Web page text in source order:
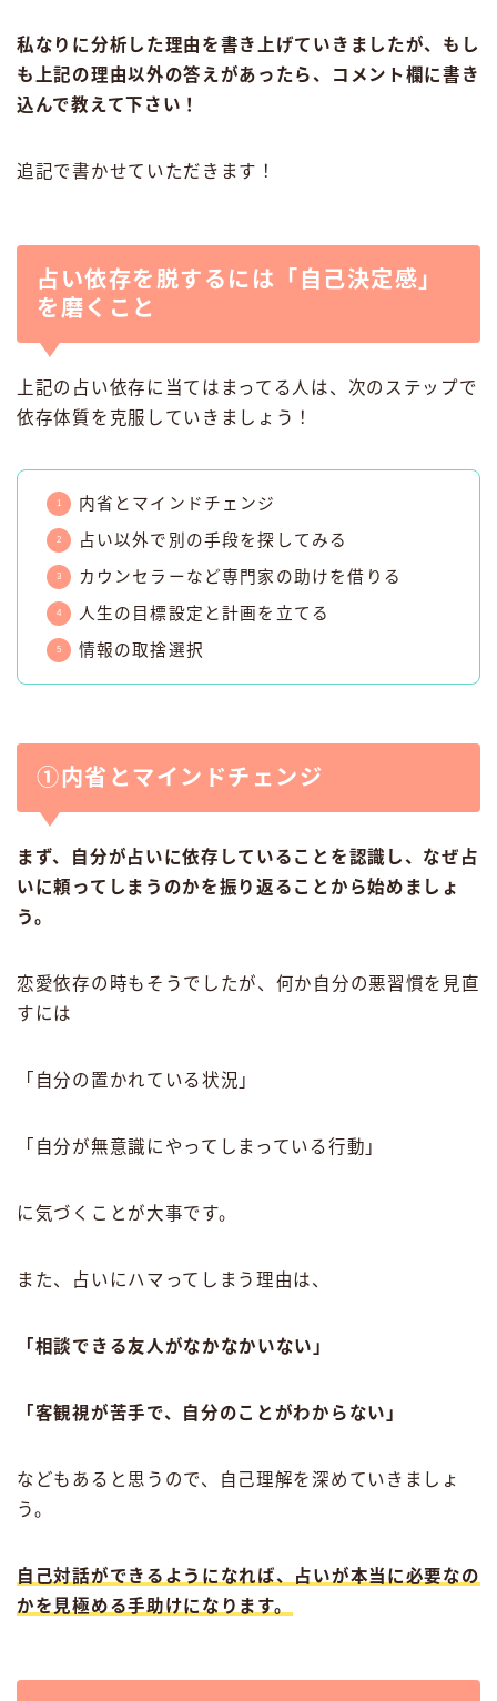
私なりに分析した理由を書き上げていきましたが、もし
も上記の理由以外の答えがあったら、コメント欄に書き
込んで教えて下さい！
追記で書かせていただきます！
占い依存を脱するには「自己決定感」
を磨くこと
上記の占い依存に当てはまってる人は、次のステップで
依存体質を克服していきましょう！
内省とマインドチェンジ
占い以外で別の手段を探してみる
カウンセラーなど専門家の助けを借りる
人生の目標設定と計画を立てる
情報の取捨選択
①内省とマインドチェンジ
まず、自分が占いに依存していることを認識し、なぜ占
いに頼ってしまうのかを振り返ることから始めましょ
う。
恋愛依存の時もそうでしたが、何か自分の悪習慣を見直
すには
「自分の置かれている状況」
「自分が無意識にやってしまっている行動」
に気づくことが大事です。
また、占いにハマってしまう理由は、
「相談できる友人がなかなかいない」
「客観視が苦手で、自分のことがわからない」
などもあると思うので、自己理解を深めていきましょ
う。
自己対話ができるようになれば、占いが本当に必要なの
かを見極める手助けになります。